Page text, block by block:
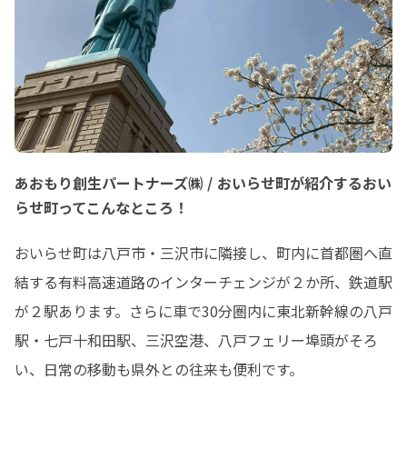
あおもり創生パートナーズ㈱ / おいらせ町が紹介するおい
らせ町ってこんなところ！
おいらせ町は八戸市・三沢市に隣接し、町内に首都圏へ直
結する有料高速道路のインターチェンジが２か所、鉄道駅
が２駅あります。さらに車で30分圏内に東北新幹線の八戸
駅・七戸十和田駅、三沢空港、八戸フェリー埠頭がそろ
い、日常の移動も県外との往来も便利です。